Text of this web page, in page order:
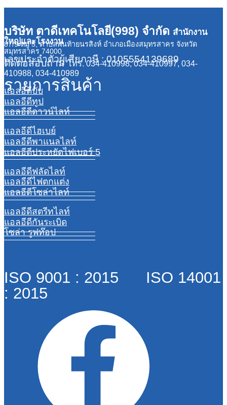
was:
is:
บริษัท ตาดีเทคโนโลยี(998) จำกัด สำนักงาน
ใหญ่และโรงงาน
87/9 หมู่ 5, ตำบลพันท้ายนรสิงห์ อำเภอเมืองสมุทรสาคร จังหวัด
สมุทรสาคร 74000
เลขประจำตัวผู้เสียภาษี : 0105554139689
ติดต่อสอบถามโทร. 034-410998, 034-410997, 034-
410988, 034-410989
รายการสินค้า
แอลอีดีบับ
แอลอีดีทูป
แอลอีดีดาวน์ไลท์
แอลอีดีไฮเบย์
แอลอีดีพาแนลไลท์
แอลอีดีประหยัดไฟเบอร์ 5
แอลอีดีฟลัดไลท์
แอลอีดีไฟตกแต่ง
แอลอีดีโซล่าไลท์
แอลอีดีสตรีทไลท์
แอลอีดีกันระเบิด
โซล่า รูฟท๊อป
ISO 9001 : 2015 ISO 14001
: 2015